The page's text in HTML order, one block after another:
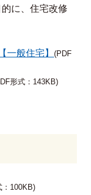
に、住宅改修
一般住宅】(PDF
形式：143KB)
：100KB)